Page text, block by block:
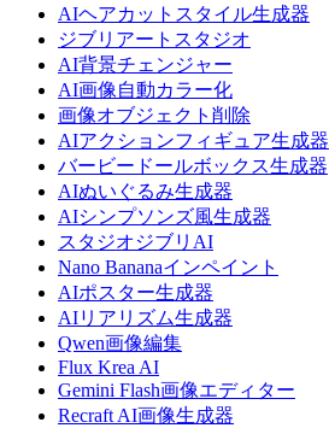
AIヘアカットスタイル生成器
ジブリアートスタジオ
AI背景チェンジャー
AI画像自動カラー化
画像オブジェクト削除
AIアクションフィギュア生成器
バービードールボックス生成器
AIぬいぐるみ生成器
AIシンプソンズ風生成器
スタジオジブリAI
Nano Bananaインペイント
AIポスター生成器
AIリアリズム生成器
Qwen画像編集
Flux Krea AI
Gemini Flash画像エディター
Recraft AI画像生成器